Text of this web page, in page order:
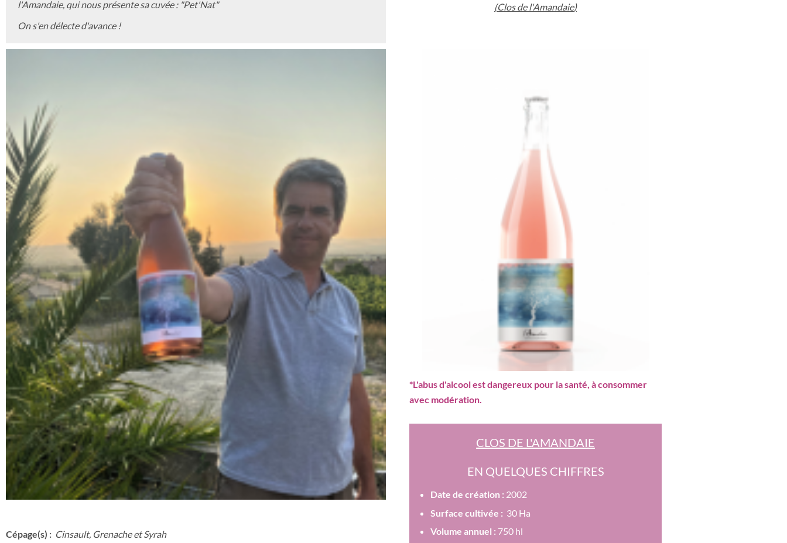
l'Amandaie, qui nous présente sa cuvée : "Pet'Nat"
On s'en délecte d'avance !
(Clos de l'Amandaie)
*L'abus d'alcool est dangereux pour la santé, à consommer
avec modération.
Cépage(s) : Cinsault, Grenache et Syrah
CLOS DE L'AMANDAIE
EN QUELQUES CHIFFRES
Date de création : 2002
Surface cultivée : 30 Ha
Volume annuel : 750 hl